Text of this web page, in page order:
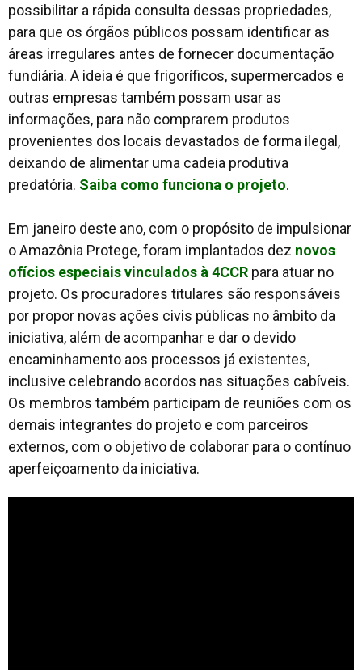
possibilitar a rápida consulta dessas propriedades,
para que os órgãos públicos possam identificar as
áreas irregulares antes de fornecer documentação
fundiária. A ideia é que frigoríficos, supermercados e
outras empresas também possam usar as
informações, para não comprarem produtos
provenientes dos locais devastados de forma ilegal,
deixando de alimentar uma cadeia produtiva
predatória. Saiba como funciona o projeto.
Em janeiro deste ano, com o propósito de impulsionar
o Amazônia Protege, foram implantados dez novos
ofícios especiais vinculados à 4CCR para atuar no
projeto. Os procuradores titulares são responsáveis
por propor novas ações civis públicas no âmbito da
iniciativa, além de acompanhar e dar o devido
encaminhamento aos processos já existentes,
inclusive celebrando acordos nas situações cabíveis.
Os membros também participam de reuniões com os
demais integrantes do projeto e com parceiros
externos, com o objetivo de colaborar para o contínuo
aperfeiçoamento da iniciativa.